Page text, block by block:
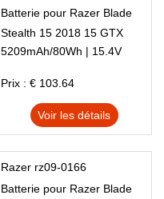
Batterie pour Razer Blade
Stealth 15 2018 15 GTX
1060 LINGREN 15
5209mAh/80Wh | 15.4V
Prix : € 103.64
Voir les détails
Razer rz09-0166
Batterie pour Razer Blade